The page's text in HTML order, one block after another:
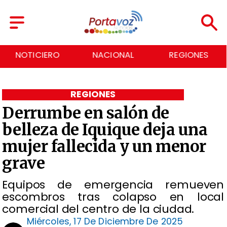
NACIONAL REGIONES ECONOMÍA
Derrumbe en salón de
belleza de Iquique deja una
mujer fallecida y un menor
grave
Equipos de emergencia remueven
escombros tras colapso en local
comercial del centro de la ciudad.
REGIONES
Miércoles, 17 De Diciembre De 2025